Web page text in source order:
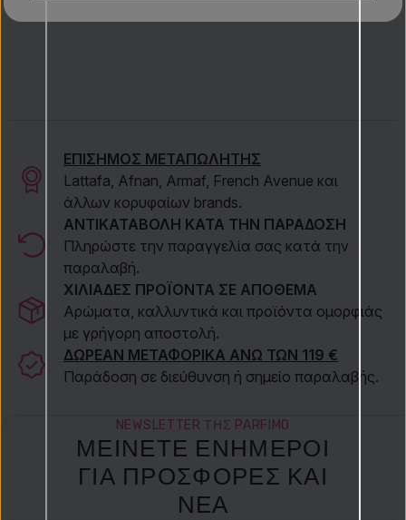
ΕΠΙΣΗΜΟΣ ΜΕΤΑΠΩΛΗΤΗΣ
Lattafa, Afnan, Armaf, French Avenue και
άλλων κορυφαίων brands.
ΑΝΤΙΚΑΤΑΒΟΛΗ ΚΑΤΑ ΤΗΝ ΠΑΡΑΔΟΣΗ
Πληρώστε την παραγγελία σας κατά την
παραλαβή.
ΧΙΛΙΑΔΕΣ ΠΡΟΪΟΝΤΑ ΣΕ ΑΠΟΘΕΜΑ
Αρώματα, καλλυντικά και προϊόντα ομορφιάς
με γρήγορη αποστολή.
ΔΩΡΕΑΝ ΜΕΤΑΦΟΡΙΚΑ ΑΝΩ ΤΩΝ 119 €
Παράδοση σε διεύθυνση ή σημείο παραλαβής.
NEWSLETTER ΤΗΣ PARFIMO
ΜΕΊΝΕΤΕ ΕΝΉΜΕΡΟΙ
ΓΙΑ ΠΡΟΣΦΟΡΈΣ ΚΑΙ
ΝΈΑ